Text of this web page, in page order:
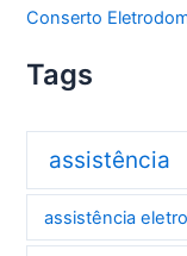
Conserto
Tags
assistência
assistência